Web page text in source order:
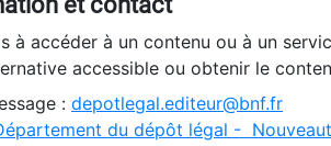
à accéder à un contenu ou à un
accessible ou obtenir le
: depotlegal.editeur@bnf.fr
du dépôt légal -